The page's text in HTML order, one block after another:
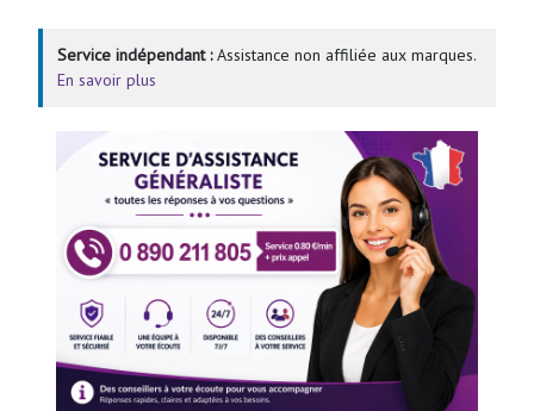
Service indépendant :Assistance non affiliée aux marques.
En savoir plus